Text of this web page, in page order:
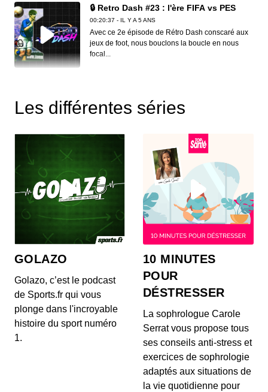
🔒 Retro Dash #23 : l'ère FIFA vs PES
00:20:37 - IL Y A 5 ANS
Avec ce 2e épisode de Rétro Dash conscaré aux
jeux de foot, nous bouclons la boucle en nous
focal...
Rétro Dash c'est le produit de nettoyage le plus
🔒 Retro Dash #21 : GameBoy Advance
00:20:37 - IL Y A 5 ANS
Pour ce 21ème Rétro Dash paru en 2021, il nous
semblait important de revenir sur une console
sort...
🔒 Rétro Dash #20 : Psygnosis
00:20:37 - IL Y A 5 ANS
Tantôt focalisée sur une machine, tantôt sur un
genre ou un studio, pour ce numéro votre
émission...
🔒 Retro Dash #19 : Super Nintendo
00:20:37 - IL Y A 5 ANS
On souffle dans sa cartouche (même si ça sert à
rien) et on l'insère dans sa bonne vieille Super...
🔒 Rétro Dash #18 : Immersive Sim
Les différentes séries
GOLAZO
Golazo, c’est le podcast
de Sports.fr qui vous
plonge dans l'incroyable
histoire du sport numéro
1.
10 MINUTES
POUR
DÉSTRESSER
La sophrologue Carole
Serrat vous propose tous
ses conseils anti-stress et
exercices de sophrologie
adaptés aux situations de
la vie quotidienne pour